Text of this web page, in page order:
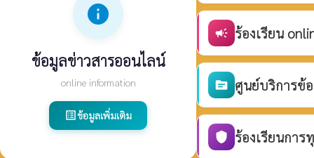
info
ข้อมูลข่าวสารออนไลน์
online information
list_altข้อมูลเพิ่มเติม
campaign ร้องเรียน
source ศูนย์บริการข้
shield ร้องเรียนกา